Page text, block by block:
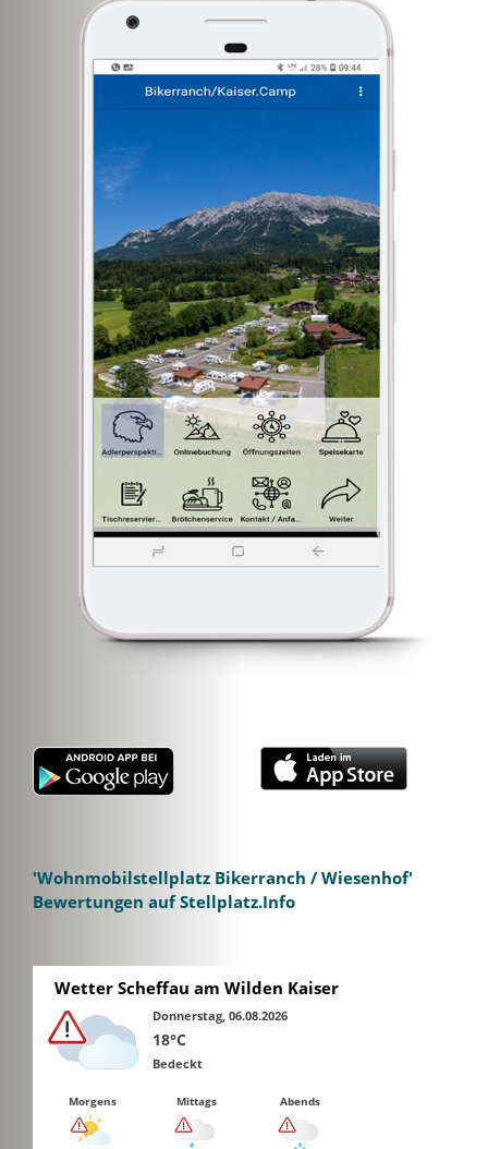
'Wohnmobilstellplatz Bikerranch / Wiesenhof'
Bewertungen auf Stellplatz.Info
Wetter Scheffau am Wilden Kaiser
Donnerstag, 06.08.2026
18°C
Bedeckt
Morgens Mittags Abends